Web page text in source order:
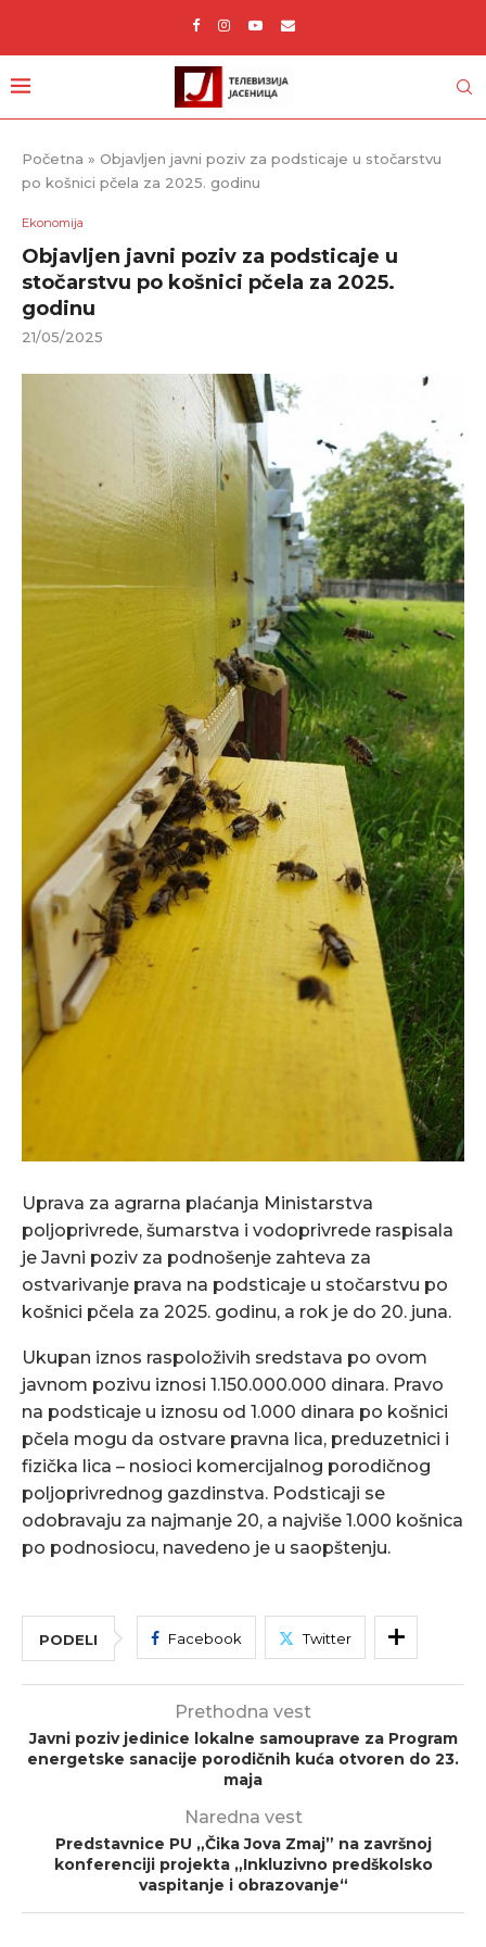
Početna » Objavljen javni poziv za podsticaje u stočarstvu
po košnici pčela za 2025. godinu
Ekonomija
Objavljen javni poziv za podsticaje u
stočarstvu po košnici pčela za 2025.
godinu
21/05/2025
Uprava za agrarna plaćanja Ministarstva
poljoprivrede, šumarstva i vodoprivrede raspisala
je Javni poziv za podnošenje zahteva za
ostvarivanje prava na podsticaje u stočarstvu po
košnici pčela za 2025. godinu, a rok je do 20. juna.
Ukupan iznos raspoloživih sredstava po ovom
javnom pozivu iznosi 1.150.000.000 dinara. Pravo
na podsticaje u iznosu od 1.000 dinara po košnici
pčela mogu da ostvare pravna lica, preduzetnici i
fizička lica – nosioci komercijalnog porodičnog
poljoprivrednog gazdinstva. Podsticaji se
odobravaju za najmanje 20, a najviše 1.000 košnica
po podnosiocu, navedeno je u saopštenju.
PODELI Facebook Twitter
Prethodna vest
Javni poziv jedinice lokalne samouprave za Program
energetske sanacije porodičnih kuća otvoren do 23.
maja
Naredna vest
Predstavnice PU „Čika Jova Zmaj” na završnoj
konferenciji projekta „Inkluzivno predškolsko
vaspitanje i obrazovanje“